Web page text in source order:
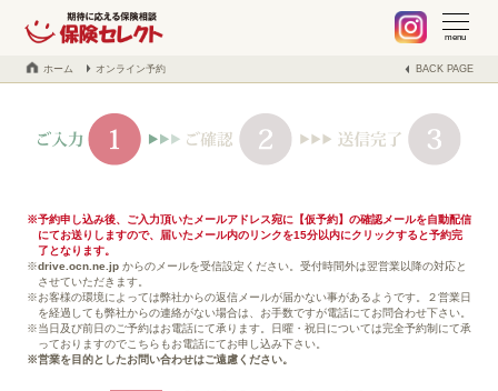
札幌 保険の不安や疑問、お気軽に何でもご相談ください。保険見
当社でご契約中のお客様へ
取扱保険会社
会社案内
不動産事業の紹介
ブログ
menu
ホーム オンライン予約 BACK PAGE
予約申し込み後、ご入力頂いたメールアドレス宛に【仮予約】の確認メールを自動配信
にてお送りしますので、届いたメール内のリンクを15分以内にクリックすると予約完
了となります。
drive.ocn.ne.jp からのメールを受信設定ください。受付時間外は翌営業以降の対応と
させていただきます。
お客様の環境によっては弊社からの返信メールが届かない事があるようです。２営業日
を経過しても弊社からの連絡がない場合は、お手数ですが電話にてお問合わせ下さい。
当日及び前日のご予約はお電話にて承ります。日曜・祝日については完全予約制にて承
っておりますのでこちらもお電話にてお申し込み下さい。
営業を目的としたお問い合わせはご遠慮ください。